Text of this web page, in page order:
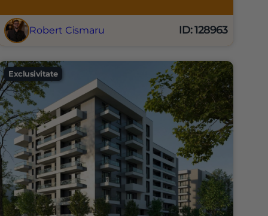
Robert Cismaru ID: 128963
Exclusivitate